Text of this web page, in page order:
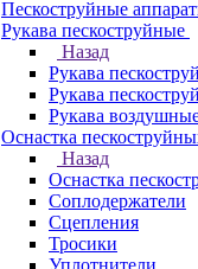
Пескоструйные
Рукава пескоструйные
Назад
Рукава
Рукава
Рукава
Оснастка
Назад
Оснастка
Соплодержатели
Сцепления
Тросики
Уплотнители